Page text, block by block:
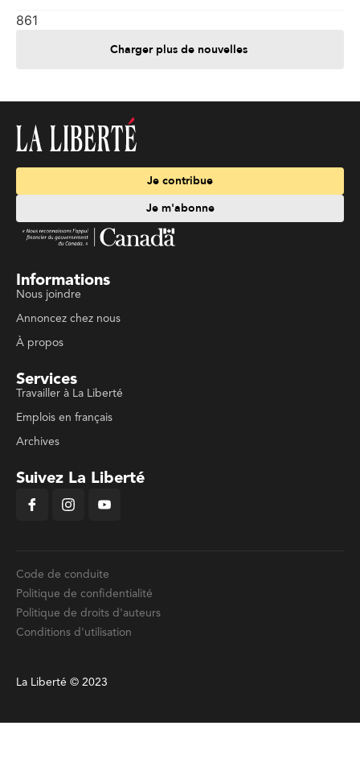
861
Charger plus de nouvelles
Je contribue
Je m'abonne
Informations
Nous joindre
Annoncez chez nous
À propos
Services
Travailler à La Liberté
Emplois en français
Archives
Suivez La Liberté
Code de conduite
Politique de confidentialité
Politique de droits d'auteurs
Conditions d'utilisation
La Liberté © 2023